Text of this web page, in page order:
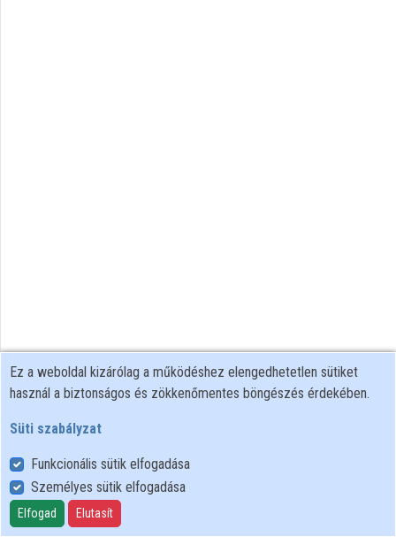
Felhasználói szabályzat
Adatkezelési tájékoztató
Süti szabályzat
Ez a weboldal kizárólag a működéshez elengedhetetlen sütiket
használ a biztonságos és zökkenőmentes böngészés érdekében.
Süti szabályzat
Funkcionális sütik elfogadása
Személyes sütik elfogadása
Elfogad Elutasít